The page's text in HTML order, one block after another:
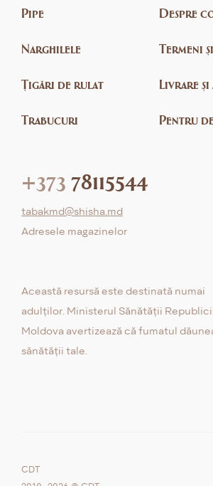
Pipe
Narghilele
Țigări de rulat
Trabucuri
Despre
Termeni
Livrare
Pentru
+373 78115544
tabakmd@shisha.md
Adresele magazinelor
Această resursă este destinată numai
adulților. Ministerul Sănătății
Moldova avertizează că fumatul
sănătății tale.
CDT